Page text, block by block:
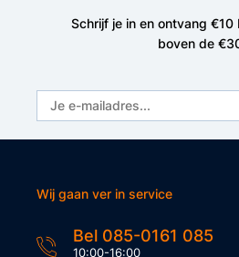
Schrijf je in en ontvang €10
boven de
Wij gaan ver in service
Bel 085-0161 085
10:00-16:00